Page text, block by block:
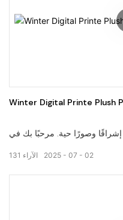
Winter Digital Printe Plush
إشراقًا وصورًا حية. مرحبًا بك في
زيارة موقعنا على الويب: pingiohome.com ، أو اتصل بنا عبر البريد
2025 07 02
131 الآراء